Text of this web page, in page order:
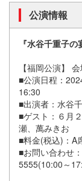
公演情報
『水谷千重子
【福岡公演】
■公演日程：
16:30
■出演者：水谷
■ゲスト：６月
瀬、萬みきお
■料金(税込)：A
■お問い合わせ
5555(10:00～